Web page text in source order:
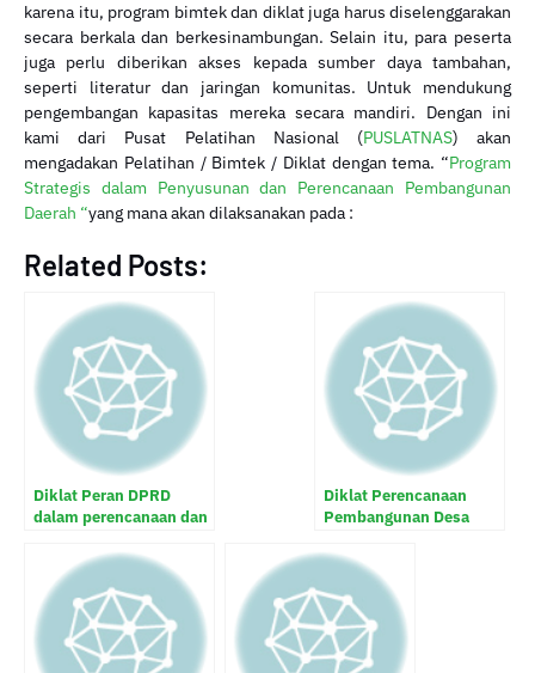
karena itu, program bimtek dan diklat juga harus diselenggarakan
secara berkala dan berkesinambungan. Selain itu, para peserta
juga perlu diberikan akses kepada sumber daya tambahan,
seperti literatur dan jaringan komunitas. Untuk mendukung
pengembangan kapasitas mereka secara mandiri. Dengan ini
kami dari Pusat Pelatihan Nasional (PUSLATNAS) akan
mengadakan Pelatihan / Bimtek / Diklat dengan tema. “Program
Strategis dalam Penyusunan dan Perencanaan Pembangunan
Daerah “yang mana akan dilaksanakan pada :
Related Posts:
Diklat Peran DPRD
dalam perencanaan dan
pembangunan daerah
Diklat Perencanaan
Pembangunan Desa
Dan APBDes)